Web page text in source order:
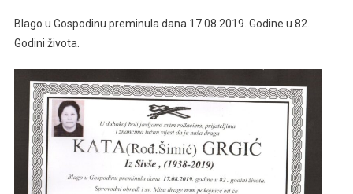
Blago u Gospodinu preminula dana 17.08.2019. Godine u 82.
Godini života.